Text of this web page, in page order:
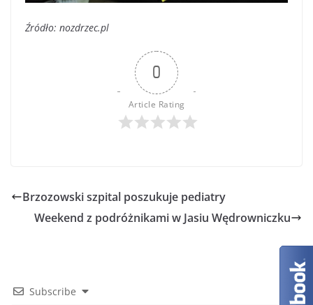
Źródło: nozdrzec.pl
0
Article Rating
Brzozowski szpital poszukuje pediatry
Weekend z podróżnikami w Jasiu Wędrowniczku
Subscribe